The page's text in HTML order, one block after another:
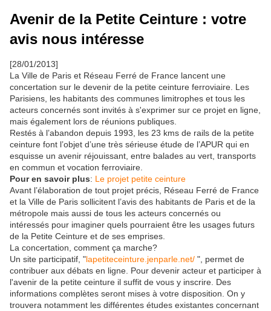
Avenir de la Petite Ceinture : votre
avis nous intéresse
[28/01/2013]
La Ville de Paris et Réseau Ferré de France lancent une
concertation sur le devenir de la petite ceinture ferroviaire. Les
Parisiens, les habitants des communes limitrophes et tous les
acteurs concernés sont invités à s'exprimer sur ce projet en ligne,
mais également lors de réunions publiques.
Restés à l’abandon depuis 1993, les 23 kms de rails de la petite
ceinture font l’objet d’une très sérieuse étude de l’APUR qui en
esquisse un avenir réjouissant, entre balades au vert, transports
en commun et vocation ferroviaire.
Pour en savoir plus: Le projet petite ceinture
Avant l’élaboration de tout projet précis, Réseau Ferré de France
et la Ville de Paris sollicitent l’avis des habitants de Paris et de la
métropole mais aussi de tous les acteurs concernés ou
intéressés pour imaginer quels pourraient être les usages futurs
de la Petite Ceinture et de ses emprises.
La concertation, comment ça marche?
Un site participatif, "lapetiteceinture.jenparle.net/ ", permet de
contribuer aux débats en ligne. Pour devenir acteur et participer à
l'avenir de la petite ceinture il suffit de vous y inscrire. Des
informations complètes seront mises à votre disposition. On y
trouvera notamment les différentes études existantes concernant